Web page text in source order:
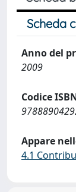
Scheda
Anno del
2009
Codice
Appare
4.1